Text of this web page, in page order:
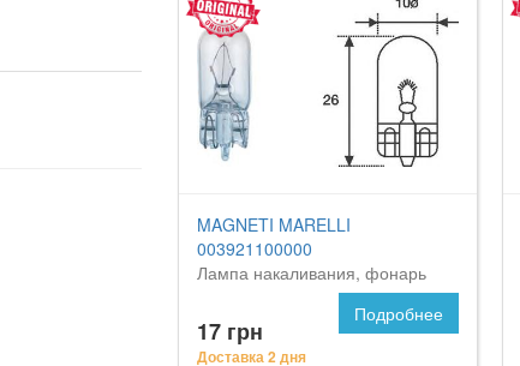
MAGNETI MARELLI
003921100000
Лампа накаливания, фонарь
освещения номерного знака на
FORD Maverick
17 грн
Доставка 2 дня
Подробнее